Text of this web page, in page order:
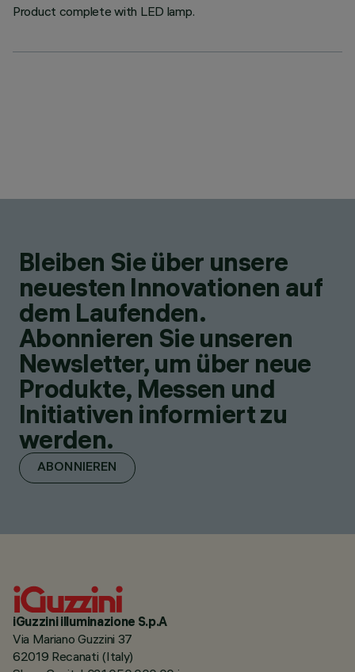
Product complete with LED lamp.
Bleiben Sie über unsere
neuesten Innovationen auf
dem Laufenden.
Abonnieren Sie unseren
Newsletter, um über neue
Produkte, Messen und
Initiativen informiert zu
werden.
ABONNIEREN
iGuzzini illuminazione S.p.A
Via Mariano Guzzini 37
62019 Recanati (Italy)